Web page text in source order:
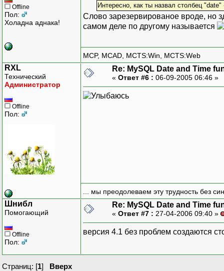
Offline
Пол:
Холадна аднака!
Интересно, как ты назвал столбец
Слово зарезервированое вроде, но
самом деле по другому называется
MCP, MCAD, MCTS:Win, MCTS:Web
RXL
Технический
Администратор
Offline
Пол:
Re: MySQL Date and Time
« Ответ #6 : 06-09-2005 06:46 »
... мы преодолеваем эту трудность без
Шнибл
Помогающий
Offline
Пол:
Re: MySQL Date and Time
« Ответ #7 : 27-04-2006 09:40 »
версия 4.1 без проблем создаются
Страниц: [1] Вверх